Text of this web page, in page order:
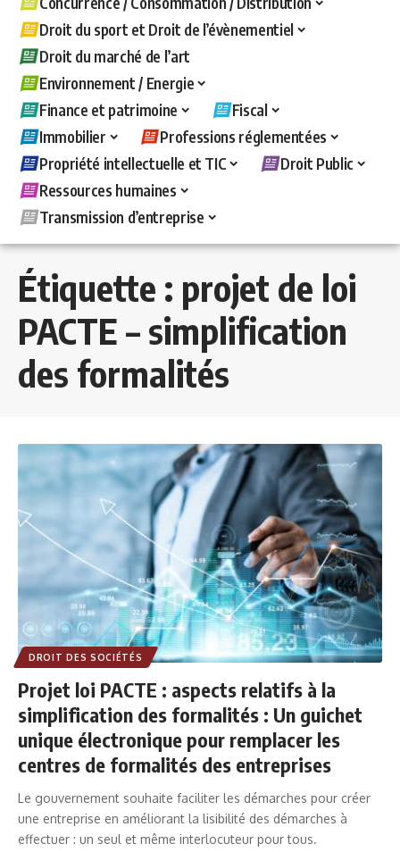
Droit du sport et Droit de l’évènementiel
Droit du marché de l’art
Environnement / Energie
Finance et patrimoine
Fiscal
Immobilier
Professions réglementées
Propriété intellectuelle et TIC
Droit Public
Ressources humaines
Transmission d’entreprise
Étiquette : projet de loi
PACTE – simplification
des formalités
DROIT DES SOCIÉTÉS
Projet loi PACTE : aspects relatifs à la
simplification des formalités : Un guichet
unique électronique pour remplacer les
centres de formalités des entreprises
Le gouvernement souhaite faciliter les démarches pour créer
une entreprise en améliorant la lisibilité des démarches à
effectuer : un seul et même interlocuteur pour tous.